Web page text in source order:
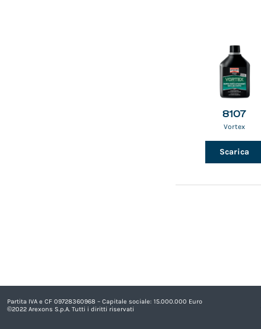
8107
Vortex
Scarica
Partita IVA e CF 09728360968 – Capitale sociale: 15.000.000 Euro
©2022 Arexons S.p.A. Tutti i diritti riservati